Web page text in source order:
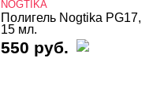
NOGTIKA
Полигель Nogtika PG17,
15 мл.
550 руб.